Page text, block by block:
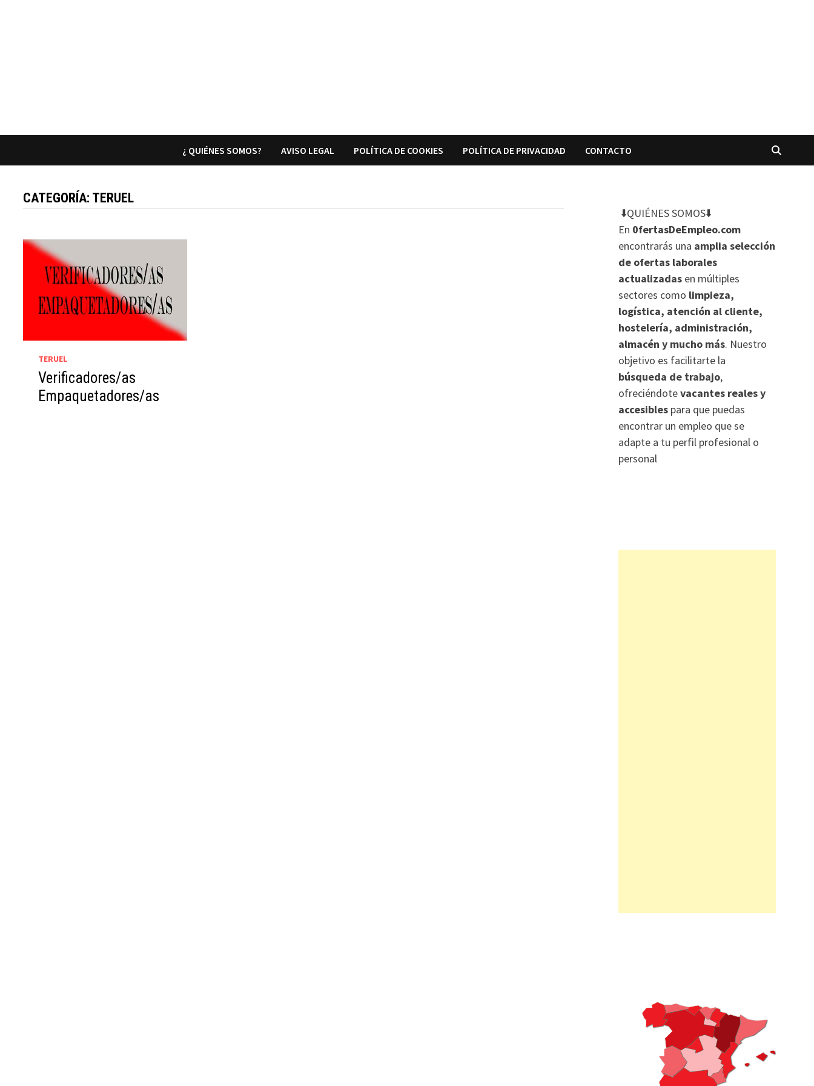
¿ QUIÉNES SOMOS? AVISO LEGAL POLÍTICA DE COOKIES POLÍTICA DE PRIVACIDAD CONTACTO
CATEGORÍA: TERUEL
TERUEL
Verificadores/as
Empaquetadores/as
⬇️QUIÉNES SOMOS⬇️
En 0fertasDeEmpleo.com
encontrarás una amplia selección
de ofertas laborales
actualizadas en múltiples
sectores como limpieza,
logística, atención al cliente,
hostelería, administración,
almacén y mucho más. Nuestro
objetivo es facilitarte la
búsqueda de trabajo,
ofreciéndotevacantes reales y
accesibles para que puedas
encontrar un empleo que se
adapte a tu perfil profesional o
personal